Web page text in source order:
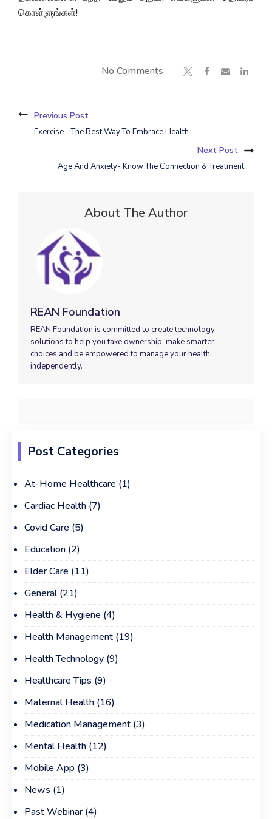
கொள்ளுங்கள்!
No Comments
Previous Post
Exercise - The Best Way To Embrace Health
Next Post
Age And Anxiety- Know The Connection & Treatment
About The Author
REAN Foundation
REAN Foundation is committed to create technology
solutions to help you take ownership, make smarter
choices and be empowered to manage your health
independently.
Post Categories
At-Home Healthcare (1)
Cardiac Health (7)
Covid Care (5)
Education (2)
Elder Care (11)
General(21)
Health & Hygiene (4)
Health Management (19)
Health Technology (9)
Healthcare Tips (9)
Maternal Health (16)
Medication Management (3)
Mental Health (12)
Mobile App (3)
News (1)
Past Webinar(4)